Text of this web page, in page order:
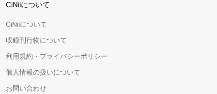
CiNiiについて
CiNiiについて
収録刊行物について
利用規約・プライバシーポリシー
個人情報の扱いについて
お問い合わせ